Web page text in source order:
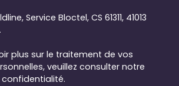
Service Bloctel, CS 61311, 41013
plus sur le traitement de vos
veuillez consulter notre
.